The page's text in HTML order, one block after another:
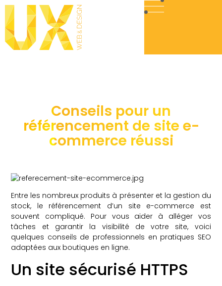
Conseils pour un
référencement de site e-
commerce réussi
Entre les nombreux produits à présenter et la gestion du
stock, le référencement d’un site e-commerce est
souvent compliqué. Pour vous aider à alléger vos
tâches et garantir la visibilité de votre site, voici
quelques conseils de professionnels en pratiques SEO
adaptées aux boutiques en ligne.
Un site sécurisé HTTPS